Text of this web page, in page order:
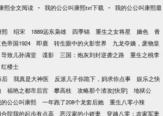
熙全文阅读 - 我的公公叫康熙txt下载 - 我的公公叫康熙最
熙 绍宋 1889远东枭雄 四季锦 重生之女将星 嫡色
青
帝国1924 即鹿 转生眼中的火影世界
九龙夺嫡，废物皇
致儿孙满堂 谍影 三国：炮灰刘封逆袭之路
重生之桃李
红楼士
后 我真是大神医 反派儿子你跪下，妈求你点事
娱乐之快
福艳之都市后宫 攀高枝 攻略那个渣攻[快穿]
地狱公
公公叫康熙 一年跑了208个龙套后她
重生八零小辣
合院我的起步有点高 恶汉家的小娇妻
穿越八零：农家军妻